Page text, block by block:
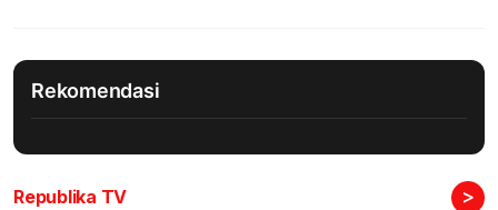
Rekomendasi
Republika TV >